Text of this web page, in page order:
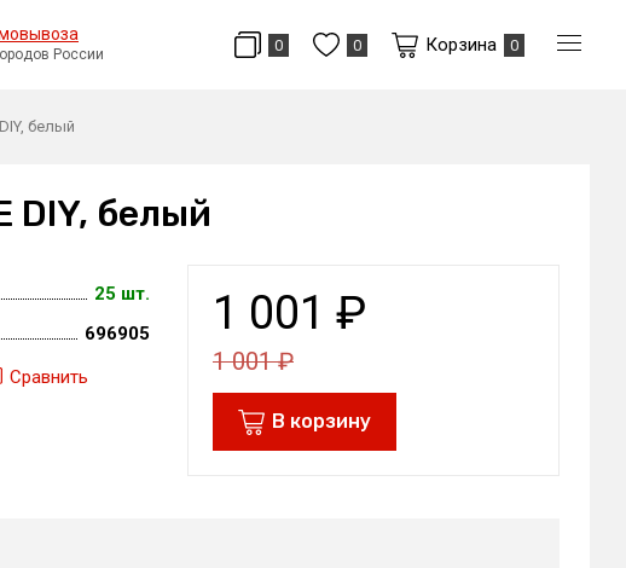
России
0 0 Корзина 0
белый
DIY, белый
1 001 ₽
1 001₽
В корзину
25 шт.
696905
Сравнить